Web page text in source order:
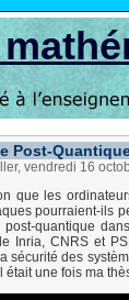
Post-
vendredi 16
que les
pourraient-ils
post-quantique
Inria, CNRS et
sécurité des
était une fois ma